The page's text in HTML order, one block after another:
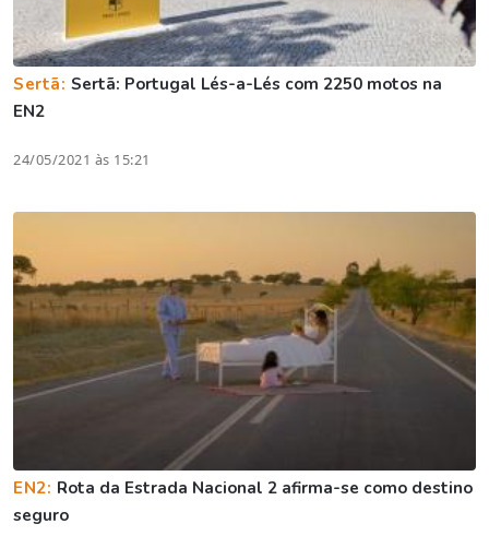
Sertã:Sertã: Portugal Lés-a-Lés com 2250 motos na
EN2
24/05/2021 às 15:21
EN2: Rota da Estrada Nacional 2 afirma-se como destino
seguro